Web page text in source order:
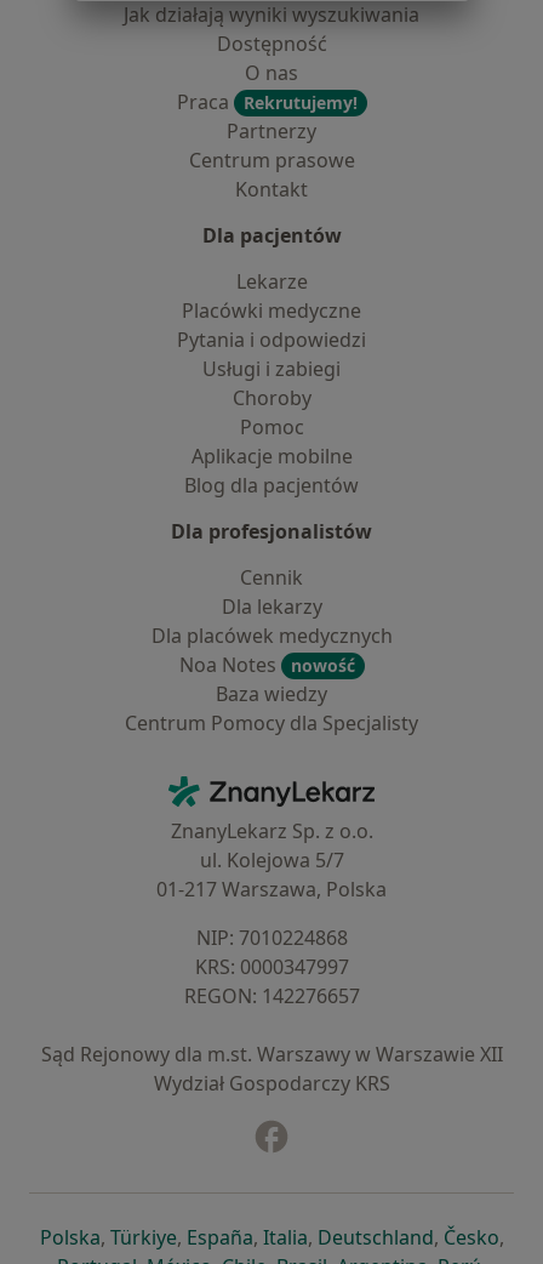
Jak działają wyniki wyszukiwania
Dostępność
O nas
Praca
Rekrutujemy!
Partnerzy
Centrum prasowe
Kontakt
Dla pacjentów
Lekarze
Placówki medyczne
Pytania i odpowiedzi
Usługi i zabiegi
Choroby
Pomoc
Aplikacje mobilne
Blog dla pacjentów
Dla profesjonalistów
Cennik
Dla lekarzy
Dla placówek medycznych
Noa Notes
nowość
Baza wiedzy
Centrum Pomocy dla Specjalisty
ZnanyLekarz - Strona główna
ZnanyLekarz Sp. z o.o.
ul. Kolejowa 5/7
01-217 Warszawa, Polska
NIP: ⁠7010224868
KRS: ⁠0000347997
REGON: ⁠142276657
Sąd Rejonowy dla m.st. Warszawy w Warszawie XII
Wydział Gospodarczy KRS
Polskaotwiera się w nowej karcie
, Türkiyeotwiera się w nowej karcie
, Españaotwiera się w nowej karcie
, Italiaotwiera się w nowej
, Deutschlandotwiera się
, Česko,